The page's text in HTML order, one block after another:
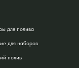
для полива
для наборов
полив